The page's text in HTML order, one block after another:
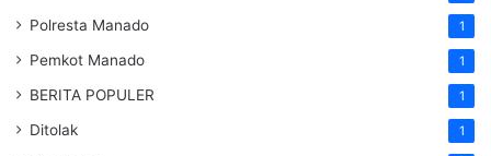
Polresta Manado 1
Pemkot Manado 1
BERITA POPULER 1
Ditolak 1